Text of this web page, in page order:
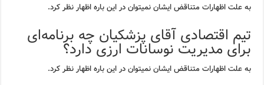
به علت اظهارات متناقض ایشان نمیتوان در این باره اظهار نظر کرد.
تیم اقتصادی آقای پزشکیان چه برنامه‌ای
برای مدیریت نوسانات ارزی دارد؟
به علت اظهارات متناقض ایشان نمیتوان در این باره اظهار نظر کرد.